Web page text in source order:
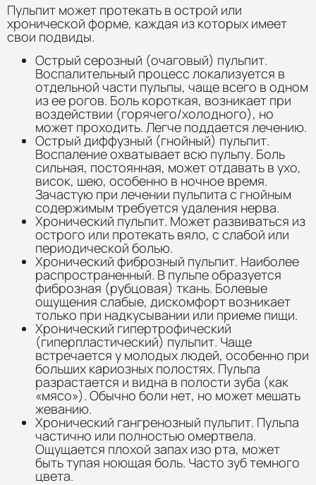
Пульпит может протекать в острой или
хронической форме, каждая из которых имеет
свои подвиды.
Острый серозный (очаговый) пульпит.
Воспалительный процесс локализуется в
отдельной части пульпы, чаще всего в одном
из ее рогов. Боль короткая, возникает при
воздействии (горячего/холодного), но
может проходить. Легче поддается лечению.
Острый диффузный (гнойный) пульпит.
Воспаление охватывает всю пульпу. Боль
сильная, постоянная, может отдавать в ухо,
висок, шею, особенно в ночное время.
Зачастую при лечении пульпита с гнойным
содержимым требуется удаления нерва.
Хронический пульпит. Может развиваться из
острого или протекать вяло, с слабой или
периодической болью.
Хронический фиброзный пульпит. Наиболее
распространенный. В пульпе образуется
фиброзная (рубцовая) ткань. Болевые
ощущения слабые, дискомфорт возникает
только при надкусывании или приеме пищи.
Хронический гипертрофический
(гиперпластический) пульпит. Чаще
встречается у молодых людей, особенно при
больших кариозных полостях. Пульпа
разрастается и видна в полости зуба (как
«мясо»). Обычно боли нет, но может мешать
жеванию.
Хронический гангренозный пульпит. Пульпа
частично или полностью омертвела.
Ощущается плохой запах изо рта, может
быть тупая ноющая боль. Часто зуб темного
цвета.